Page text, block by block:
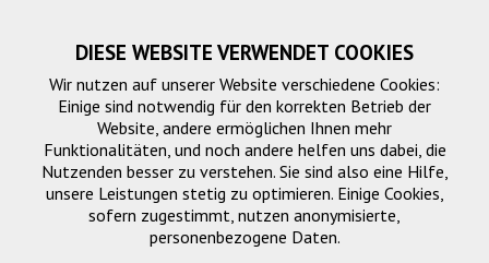
DIESE WEBSITE VERWENDET COOKIES
Wir nutzen auf unserer Website verschiedene Cookies:
Einige sind notwendig für den korrekten Betrieb der
Website, andere ermöglichen Ihnen mehr
Funktionalitäten, und noch andere helfen uns dabei, die
Nutzenden besser zu verstehen. Sie sind also eine Hilfe,
unsere Leistungen stetig zu optimieren. Einige Cookies,
sofern zugestimmt, nutzen anonymisierte,
personenbezogene Daten.